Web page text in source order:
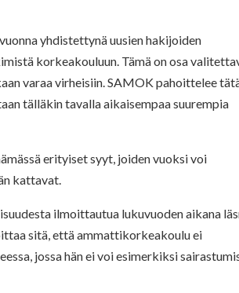
yhdistettynä uusien hakijoiden
korkeakouluun. Tämä on osa
varaa virheisiin. SAMOK pahoittelee
tälläkin tavalla aikaisempaa suurempia
erityiset syyt, joiden vuoksi voi
kattavat.
ilmoittautua lukuvuoden aikana
sitä, että ammattikorkeakoulu ei
jossa hän ei voi esimerkiksi